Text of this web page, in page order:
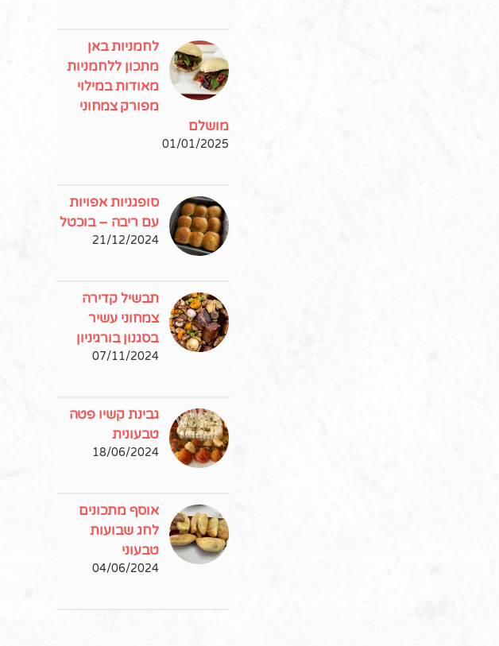
לחמניות באן
מתכון ללחמניות
מאודות במילוי
מפורק צמחוני
מושלם
01/01/2025
סופגניות אפויות
עם ריבה – בוכטל
21/12/2024
תבשיל קדירה
צמחוני עשיר
בסגנון בורגיניון
07/11/2024
גבינת קשיו פטה
טבעונית
18/06/2024
אוסף מתכונים
לחג שבועות
טבעוני
04/06/2024